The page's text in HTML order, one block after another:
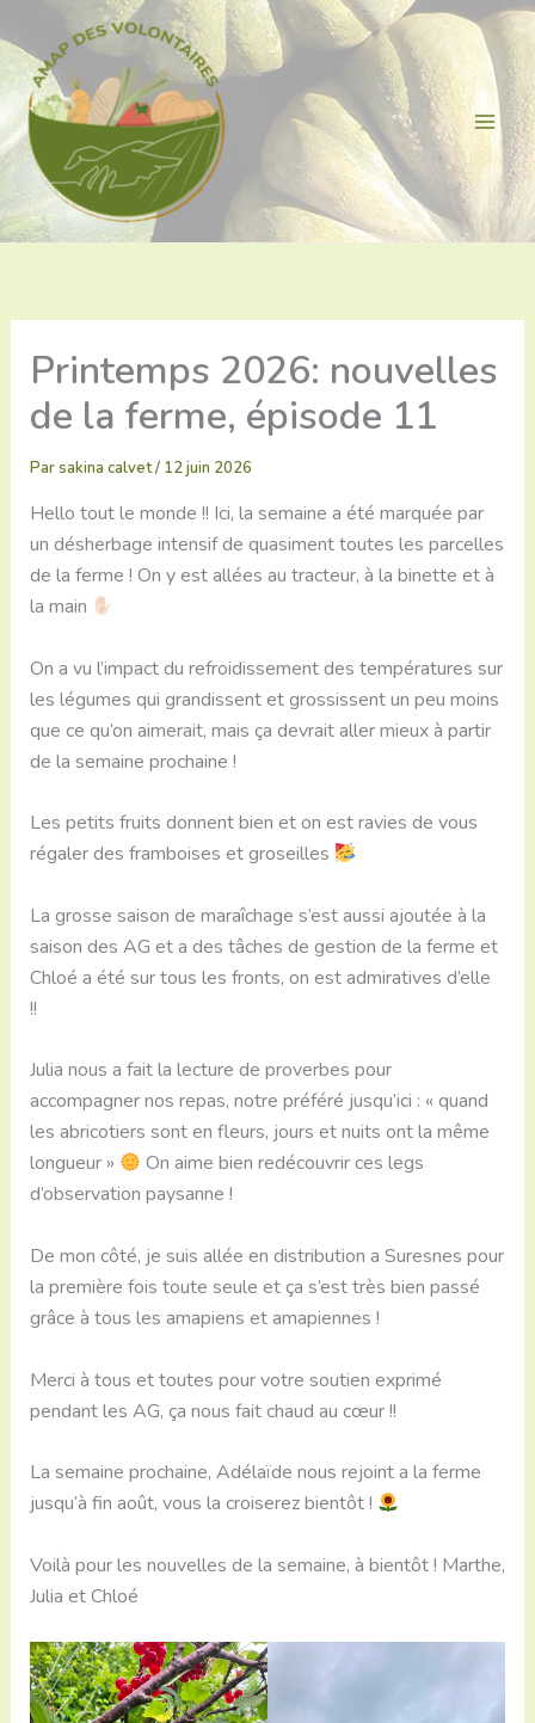
au
contenu
Printemps 2026: nouvelles
de la ferme, épisode 11
Parsakina calvet/ 12 juin 2026
Hello tout le monde !! Ici, la semaine a été marquée par
un désherbage intensif de quasiment toutes les parcelles
de la ferme ! On y est allées au tracteur, à la binette et à
la main
On a vu l’impact du refroidissement des températures sur
les légumes qui grandissent et grossissent un peu moins
que ce qu’on aimerait, mais ça devrait aller mieux à partir
de la semaine prochaine !
Les petits fruits donnent bien et on est ravies de vous
régaler des framboises et groseilles
La grosse saison de maraîchage s’est aussi ajoutée à la
saison des AG et a des tâches de gestion de la ferme et
Chloé a été sur tous les fronts, on est admiratives d’elle
!!
Julia nous a fait la lecture de proverbes pour
accompagner nos repas, notre préféré jusqu’ici : « quand
les abricotiers sont en fleurs, jours et nuits ont la même
longueur »
On aime bien redécouvrir ces legs
d’observation paysanne !
De mon côté, je suis allée en distribution a Suresnes pour
la première fois toute seule et ça s’est très bien passé
grâce à tous les amapiens et amapiennes !
Merci à tous et toutes pour votre soutien exprimé
pendant les AG, ça nous fait chaud au cœur !!
La semaine prochaine, Adélaïde nous rejoint a la ferme
jusqu’à fin août, vous la croiserez bientôt !
Voilà pour les nouvelles de la semaine, à bientôt ! Marthe,
Julia et Chloé